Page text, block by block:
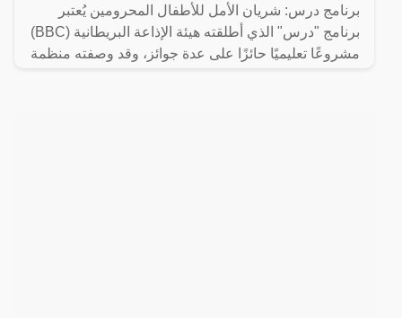
برنامج درس: شريان الأمل للأطفال المحرومين يُعتبر
برنامج "درس" الذي أطلقته هيئة الإذاعة البريطانية (BBC)
مشروعًا تعليميًا حائزًا على عدة جوائز، وقد وصفته منظمة